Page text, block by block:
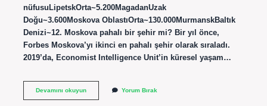
nüfusuLipetskOrta~5.200MagadanUzak
Doğu~3.600Moskova OblastıOrta~130.000MurmanskBaltık
Denizi~12. Moskova pahalı bir şehir mi? Bir yıl önce,
Forbes Moskova’yı ikinci en pahalı şehir olarak sıraladı.
2019’da, Economist Intelligence Unit’in küresel yaşam…
Devamını okuyunMoskova
Yorum Bırak